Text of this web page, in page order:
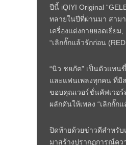
ปีนี้ iQIYI Original
ทลายในปีที่ผ่านมา สามา
เครื่องแต่งกายยอดเยี่ย
“เลิกกั๊กแล้วรักก่อน
“นิว ชยภัค” เป็นตัวแทน
และแฟนเพลงทุกคน ที่มี
ขอบคุณเวอร์ชั่นคัฟเวอ
ผลักดันให้เพลง “เลิกกั๊ก
ปิดท้ายด้วยข่าวดีสำหรับ
มาสร้างปรากฏการณ์ค